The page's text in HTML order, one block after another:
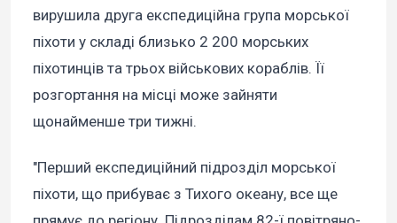
вирушила друга експедиційна група морської
піхоти у складі близько 2 200 морських
піхотинців та трьох військових кораблів. Її
розгортання на місці може зайняти
щонайменше три тижні.
"Перший експедиційний підрозділ морської
піхоти, що прибуває з Тихого океану, все ще